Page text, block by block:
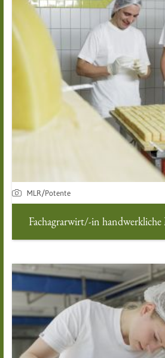
MLR/Potente
Fachagrarwirt/-in